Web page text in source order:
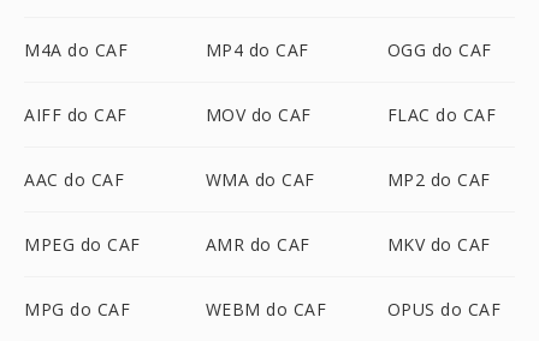
M4A do CAF MP4 do CAF OGG do CAF
AIFF do CAF MOV do CAF FLAC do CAF
AAC do CAF WMA do CAF MP2 do CAF
MPEG do CAF AMR do CAF MKV do CAF
MPG do CAF WEBM do CAF OPUS do CAF